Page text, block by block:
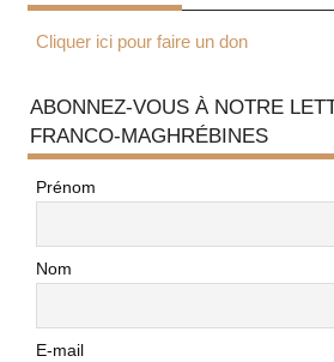
Cliquer ici pour faire un don
ABONNEZ-VOUS À NOTRE
FRANCO-MAGHRÉBINES
Prénom
Nom
E-mail